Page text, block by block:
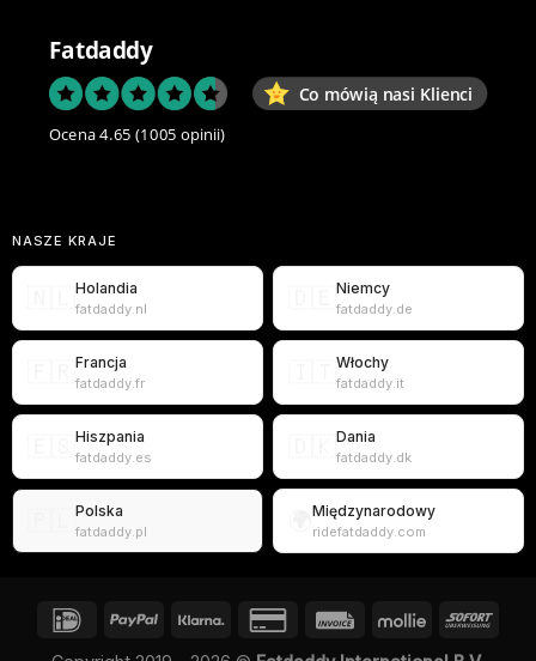
Fatdaddy
Co mówią nasi Klienci
Ocena 4.65 (1005 opinii)
NASZE KRAJE
Holandia
fatdaddy.nl
Niemcy
fatdaddy.de
Francja
fatdaddy.fr
Włochy
fatdaddy.it
Hiszpania
fatdaddy.es
Dania
fatdaddy.dk
Polska
fatdaddy.pl
Międzynarodowy
ridefatdaddy.com